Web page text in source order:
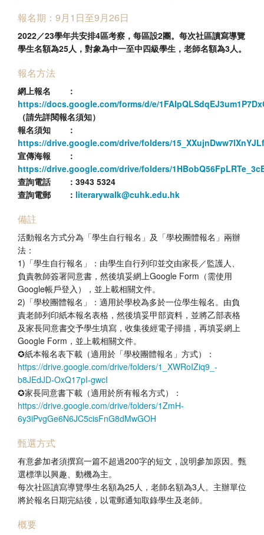
報名期：9月1日至9月26日
2022／23學年共安排4區考察，每區設2團。每次社區讀寫導覽
學生名額為25人，對象為中一至中四級學生，老師名額為3人。
報名方法
網上報名 ：
https://docs.google.com/forms/d/e/
（請先詳閱報名須知）
報名須知 ：
https://drive.google.com/drive/folders/
宣傳海報 ：
https://drive.google.com/drive/folders/
查詢電話 ： 3943 5324
查詢電郵 ： literarywalk@cuhk.edu.hk
備註
活動報名方式分為「學生自行報名」及「學校團體報名」兩辦
法：
1)「學生自行報名」：由學生自行列印並交由家長／監護人、
負責教師簽署同意書，然後填妥網上Google Form（需使用
Google帳戶登入），並上載相關文件。
2)「學校團體報名」：適用於學校為多於一位學生報名。由負
責老師列印紙本報名表格，然後填妥甲部資料，並將乙部表格
及家長同意書交予學生填寫，收集後經電子掃描，再填妥網上
Google Form，並上載相關文件。
✪紙本報名表下載（適用於「學校團體報名」方式）：
https://drive.google.com/drive/folders/1_XWRoIZiq9_-
b8JEdJD-OxQ17pI-gwcI
✪家長同意書下載（適用於所有報名方式）：
https://drive.google.com/drive/folders/1ZmH-
6y3iPvgGe6N6JC5cisFnG8dMwGOH
甄選方式
有意參加者須撰寫一篇不超過200字的短文，說明參加原因。甄
選標準以興趣、動機為主。
每次社區讀寫導覽學生名額為25人，老師名額為3人。主辦單位
將於報名日期完結後，以電郵通知取錄學生及老師。
概要